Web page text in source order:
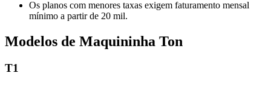
Os planos com menores taxas exigem faturamento mensal
mínimo a partir de 20 mil.
Modelos de Maquininha Ton
T1